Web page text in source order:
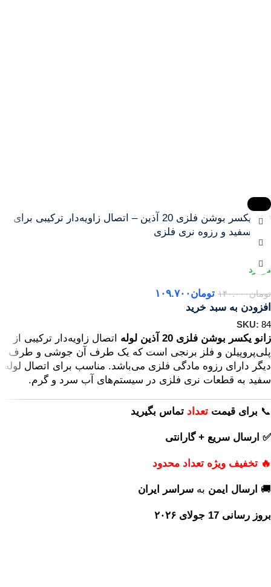
-22%
زانو یکسر بوشن فلزی 20 آذین – اتصال زاویه‌دار ترکیبی برای
لوله سفید و رزوه نری فلزی
آذین
تومان۱۴۰.۰۰۰ تومان۱۰۹.۷۰۰
افزودن به سبد خرید
SKU: 84
زانو یکسر بوشن فلزی 20 آذین لوله
اتصال زاویه‌دار ترکیبی از
پلی‌پروپیلن و فلز برنجی است که یک طرف آن جوشی و طرف
دیگر دارای رزوه مادگی فلزی می‌باشد. مناسب برای اتصال لوله
سفید به قطعات نری فلزی در سیستم‌های آب سرد و گرم.
📞 برای قیمت تعداد تماس بگیرید
✅ ارسال سریع + گارانتی
🔥 تخفیف ویژه تعداد محدود
🚚 ارسال ایمن به سراسر ایران
بروز رسانی 17 جولای ۲۰۲۶